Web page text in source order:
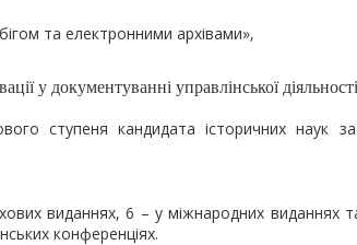
та електронними архівами»,
у документуванні управлінської
ступеня кандидата історичних наук за
виданнях, 6 – у міжнародних
конференціях.